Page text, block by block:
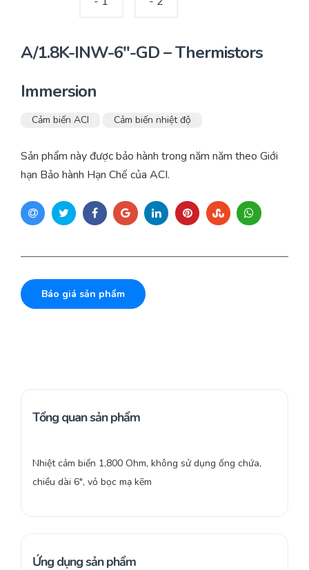
A/1.8K-INW-6″-GD – Thermistors
Immersion
Cảm biến ACI Cảm biến nhiệt độ
Sản phẩm này được bảo hành trong năm năm theo Giới
hạn Bảo hành Hạn Chế của ACI.
Báo giá sản phẩm
Tổng quan sản phẩm
Nhiệt cảm biến 1,800 Ohm, không sử dụng ống chứa,
chiều dài 6″, vỏ bọc mạ kẽm
Ứng dụng sản phẩm